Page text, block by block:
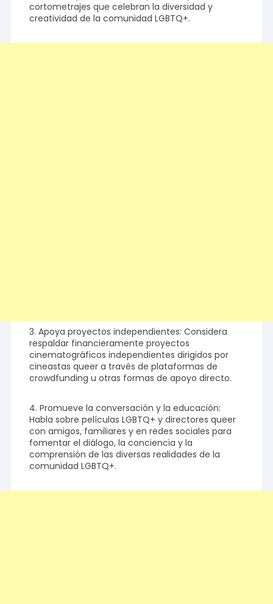
cortometrajes que celebran la diversidad y
creatividad de la comunidad LGBTQ+.
3. Apoya proyectos independientes: Considera
respaldar financieramente proyectos
cinematográficos independientes dirigidos por
cineastas queer a través de plataformas de
crowdfunding u otras formas de apoyo directo.
4. Promueve la conversación y la educación:
Habla sobre películas LGBTQ+ y directores queer
con amigos, familiares y en redes sociales para
fomentar el diálogo, la conciencia y la
comprensión de las diversas realidades de la
comunidad LGBTQ+.